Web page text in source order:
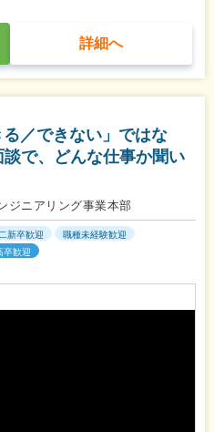
詳細へ
る／できない」ではな
で、どんな仕事か聞い
ニアリング事業本部
新卒歓迎
職種未経験歓迎
卒歓迎